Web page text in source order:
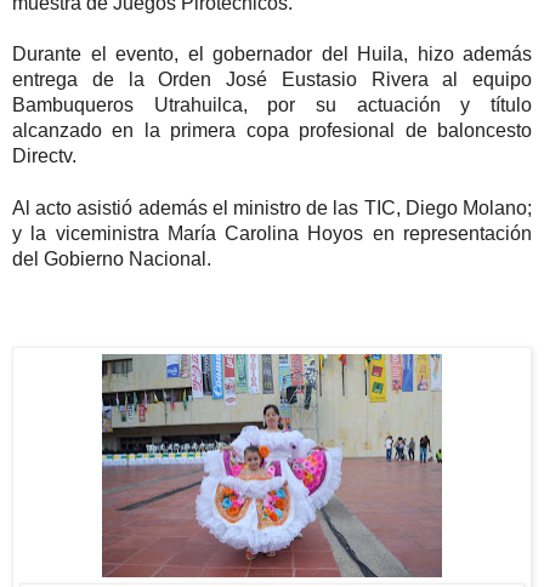
Durante el evento, el gobernador del Huila, hizo además
entrega de la Orden José Eustasio Rivera al equipo
Bambuqueros Utrahuilca, por su actuación y título
alcanzado en la primera copa profesional de baloncesto
Directv.
Al acto asistió además el ministro de las TIC, Diego Molano;
y la viceministra María Carolina Hoyos en representación
del Gobierno Nacional.